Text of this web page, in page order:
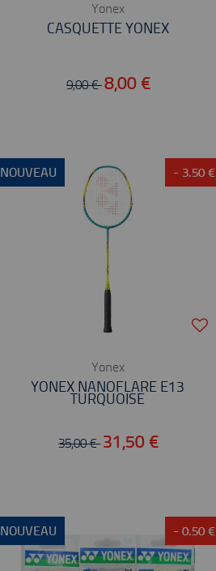
Yonex
CASQUETTE YONEX
9,00 €8,00 €
NOUVEAU - 3.50 €
Yonex
YONEX NANOFLARE E13
TURQUOISE
35,00 €31,50 €
NOUVEAU - 0.50 €